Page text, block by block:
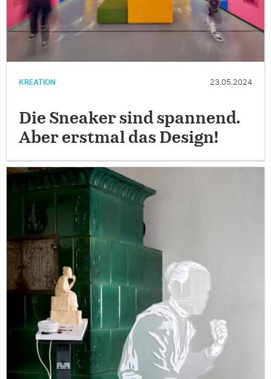
KREATION 23.05.2024
Die Sneaker sind spannend.
Aber erstmal das Design!